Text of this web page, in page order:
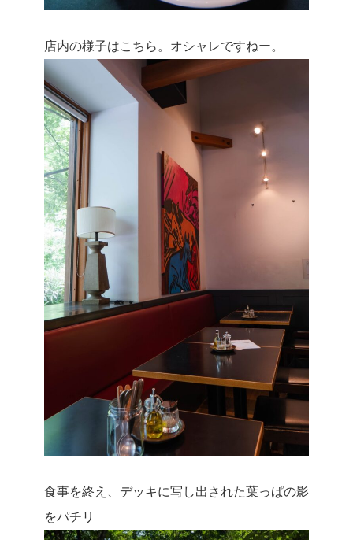
店内の様子はこちら。オシャレですねー。
食事を終え、デッキに写し出された葉っぱの影
をパチリ